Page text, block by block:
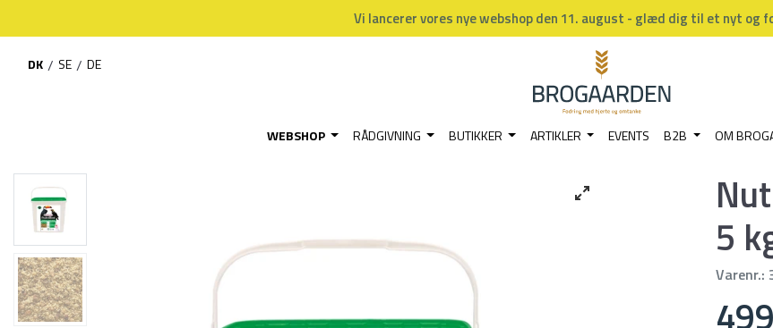
Vi lancerer vores nye webshop den 11. august - glæd dig til et nyt og
DK / SE / DE
WEBSHOP RÅDGIVNING BUTIKKER ARTIKLER EVENTS B2B OM
5
Varenr.: